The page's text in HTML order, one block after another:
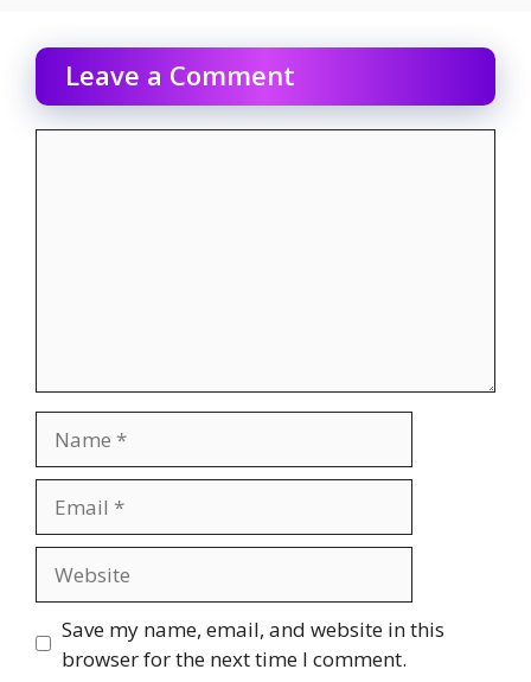
Leave a Comment
Save my name, email, and website in this
browser for the next time I comment.